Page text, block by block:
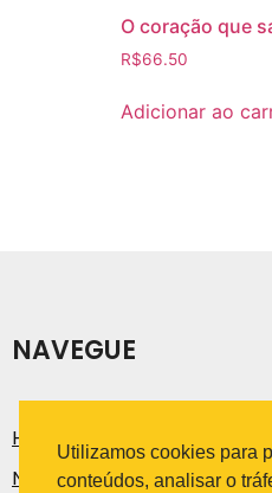
O coração que
R$66.50
Adicionar ao
NAVEGUE
História
Notícias e Artigos
Utilizamos cookies para
conteúdos, analisar o